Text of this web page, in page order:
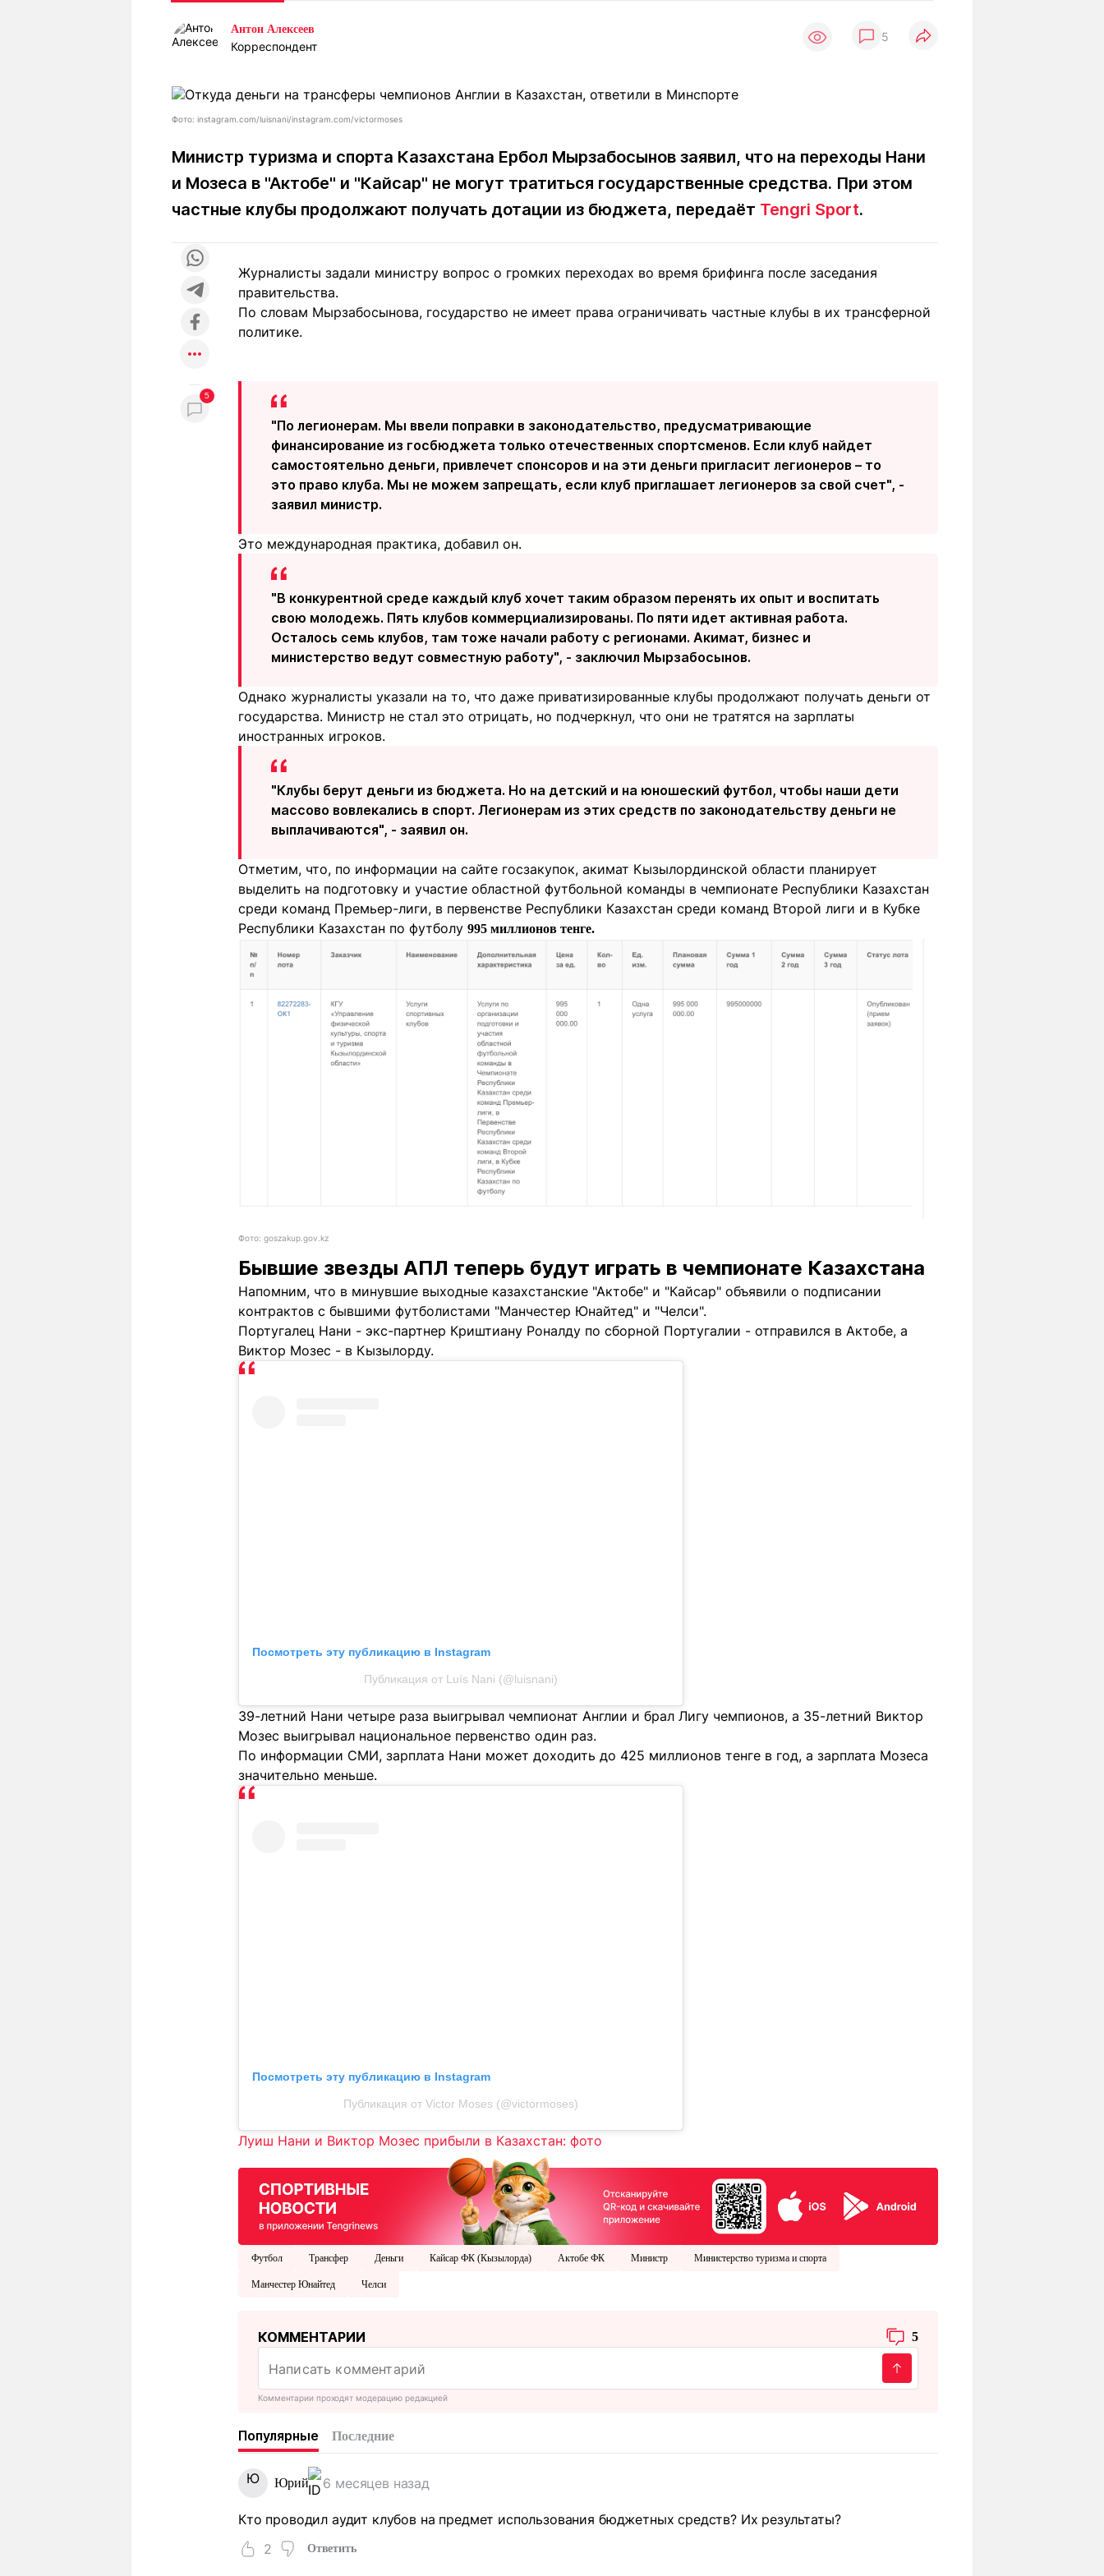
Погода
Рейтинги
Спецпроекты
Путевые
Учебные
О проекте Контакты редакции Вакансии Реклама Пресс-центр Светлая тема
Редакция
+7 (777) 001 44 99 +7 (700) 3 888 188
Антон Алексеев
Корреспондент
5
Фото: instagram.com/luisnani/instagram.com/victormoses
Министр туризма и спорта Казахстана Ербол Мырзабосынов заявил, что на переходы Нани
и Мозеса в "Актобе" и "Кайсар" не могут тратиться государственные средства. При этом
частные клубы продолжают получать дотации из бюджета, передаёт Tengri Sport.
5
Журналисты задали министру вопрос о громких переходах во время брифинга после заседания
правительства.
По словам Мырзабосынова, государство не имеет права ограничивать частные клубы в их трансферной
политике.
"По легионерам. Мы ввели поправки в законодательство, предусматривающие
финансирование из госбюджета только отечественных спортсменов. Если клуб найдет
самостоятельно деньги, привлечет спонсоров и на эти деньги пригласит легионеров – то
это право клуба. Мы не можем запрещать, если клуб приглашает легионеров за свой счет", -
заявил министр.
Это международная практика, добавил он.
"В конкурентной среде каждый клуб хочет таким образом перенять их опыт и воспитать
свою молодежь. Пять клубов коммерциализированы. По пяти идет активная работа.
Осталось семь клубов, там тоже начали работу с регионами. Акимат, бизнес и
министерство ведут совместную работу", - заключил Мырзабосынов.
Однако журналисты указали на то, что даже приватизированные клубы продолжают получать деньги от
государства. Министр не стал это отрицать, но подчеркнул, что они не тратятся на зарплаты
иностранных игроков.
"Клубы берут деньги из бюджета. Но на детский и на юношеский футбол, чтобы наши дети
массово вовлекались в спорт. Легионерам из этих средств по законодательству деньги не
выплачиваются", - заявил он.
Отметим, что, по информации на сайте госзакупок, акимат Кызылординской области планирует
выделить на подготовку и участие областной футбольной команды в чемпионате Республики Казахстан
среди команд Премьер-лиги, в первенстве Республики Казахстан среди команд Второй лиги и в Кубке
Республики Казахстан по футболу 995 миллионов тенге.
Фото: goszakup.gov.kz
Бывшие звезды АПЛ теперь будут играть в чемпионате Казахстана
Напомним, что в минувшие выходные казахстанские "Актобе" и "Кайсар" объявили о подписании
контрактов с бывшими футболистами "Манчестер Юнайтед" и "Челси".
Португалец Нани - экс-партнер Криштиану Роналду по сборной Португалии - отправился в Актобе, а
Виктор Мозес - в Кызылорду.
Посмотреть эту публикацию в Instagram
Публикация от Luís Nani (@luisnani)
39-летний Нани четыре раза выигрывал чемпионат Англии и брал Лигу чемпионов, а 35-летний Виктор
Мозес выигрывал национальное первенство один раз.
По информации СМИ, зарплата Нани может доходить до 425 миллионов тенге в год, а зарплата Мозеса
значительно меньше.
Посмотреть эту публикацию в Instagram
Публикация от Victor Moses (@victormoses)
Луиш Нани и Виктор Мозес прибыли в Казахстан: фото
Футбол Трансфер Деньги Кайсар ФК (Кызылорда) Актобе ФК Министр Министерство туризма и спорта
Манчестер Юнайтед Челси
КОММЕНТАРИИ 5
Комментарии проходят модерацию редакцией
Популярные Последние
Ю Юрий 6 месяцев назад
Кто проводил аудит клубов на предмет использования бюджетных средств? Их результаты?
2
Ответить